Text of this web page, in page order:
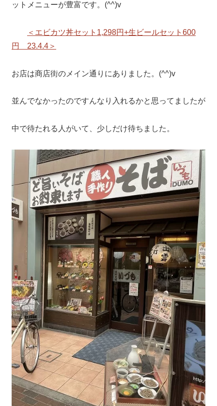
ットメニューが豊富です。(^^)v
＜エビカツ丼セット1,298円+生ビールセット600
円 23.4.4＞
お店は商店街のメイン通りにありました。(^^)v
並んでなかったのですんなり入れるかと思ってましたが
中で待たれる人がいて、少しだけ待ちました。